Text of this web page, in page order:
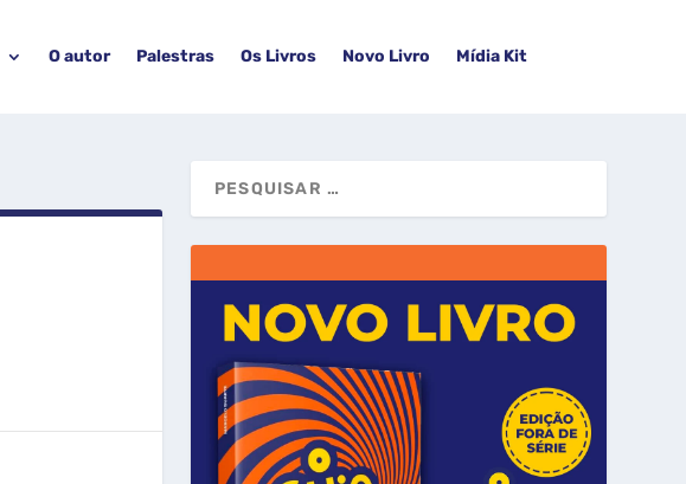
O autor Palestras Os Livros Novo Livro Mídia Kit